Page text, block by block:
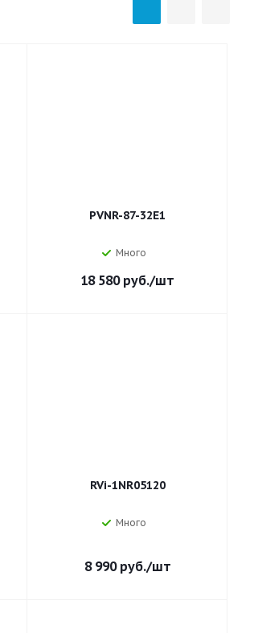
PVNR-87-32E1
Много
18 580руб./шт
RVi-1NR05120
Много
8 990руб./шт